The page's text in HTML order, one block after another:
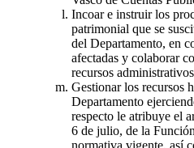
Incoar e instruir los
patrimonial que se
del Departamento, en
afectadas y colaborar
recursos
Gestionar los recursos
Departamento
respecto le atribuye el
6 de julio, de la
normativa vigente, así